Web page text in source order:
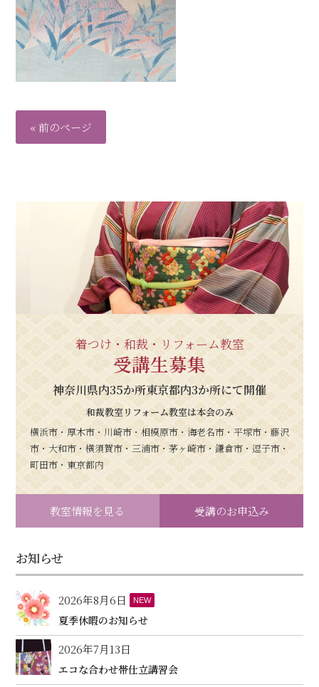
« 前のページ
着つけ・和裁・リフォーム教室
受講生募集
神奈川県内35か所東京都内3か所にて開催
和裁教室リフォーム教室は本会のみ
横浜市・厚木市・川崎市・相模原市・海老名市・平塚市・藤沢
市・大和市・横須賀市・三浦市・茅ヶ崎市・鎌倉市・逗子市・
町田市・東京都内
教室情報を見る 受講のお申込み
お知らせ
2026年8月6日 NEW
夏季休暇のお知らせ
2026年7月13日
エコな合わせ帯仕立講習会